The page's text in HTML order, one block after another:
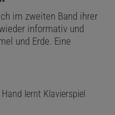
im zweiten Band ihrer
informativ und
und Erde. Eine
lernt Klavierspiel